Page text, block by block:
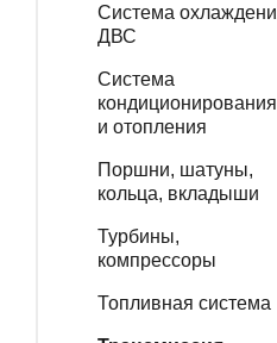
Система
ДВС
Система
кондиционирования
и отопления
Поршни, шатуны,
кольца, вкладыши
Турбины,
компрессоры
Топливная система